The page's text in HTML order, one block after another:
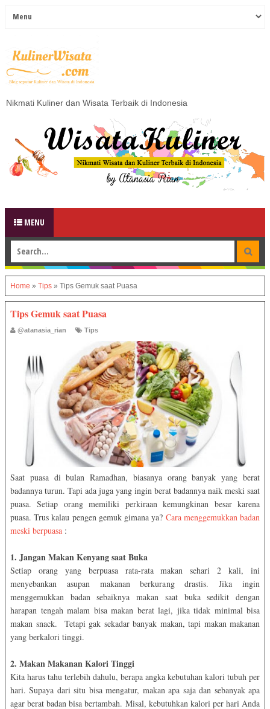
Nikmati Kuliner dan Wisata Terbaik di Indonesia
MENU
Home » Tips » Tips Gemuk saat Puasa
Tips Gemuk saat Puasa
@atanasia_rian Tips
Saat puasa di bulan Ramadhan, biasanya orang banyak yang berat
badannya turun. Tapi ada juga yang ingin berat badannya naik meski saat
puasa. Setiap orang memiliki perkiraan kemungkinan besar karena
puasa. Trus kalau pengen gemuk gimana ya? Cara menggemukkan badan
meski berpuasa :
1. Jangan Makan Kenyang saat Buka
Setiap orang yang berpuasa rata-rata makan sehari 2 kali, ini
menyebankan asupan makanan berkurang drastis. Jika ingin
menggemukkan badan sebaiknya makan saat buka sedikit dengan
harapan tengah malam bisa makan berat lagi, jika tidak minimal bisa
makan snack. Tetapi gak sekadar banyak makan, tapi makan makanan
yang berkalori tinggi.
2. Makan Makanan Kalori Tinggi
Kita harus tahu terlebih dahulu, berapa angka kebutuhan kalori tubuh per
hari. Supaya dari situ bisa mengatur, makan apa saja dan sebanyak apa
agar berat badan bisa bertambah. Misal, kebutuhkan kalori per hari Anda